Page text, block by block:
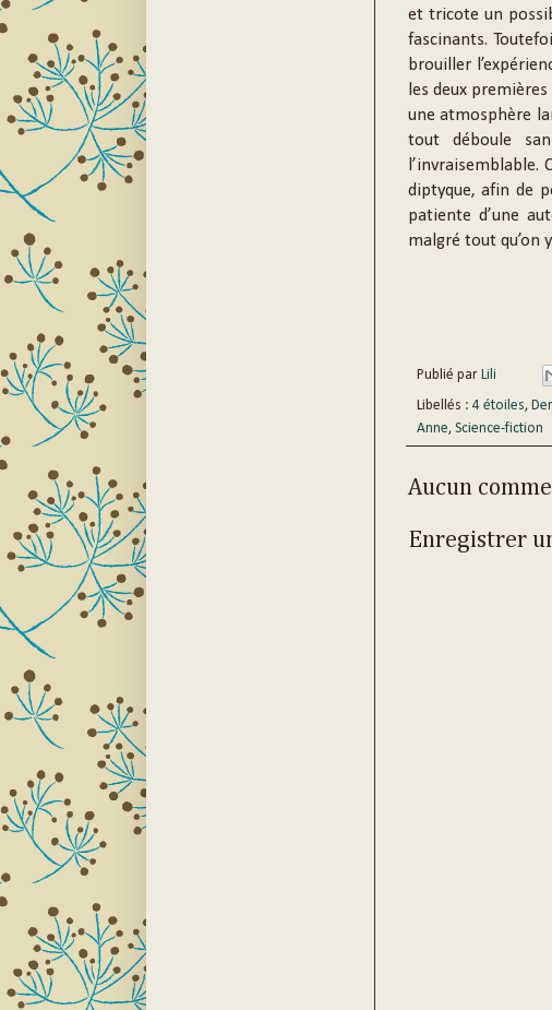
et tricote un
fascinants.
brouiller
les deux
une atmosphère
tout déboule
diptyque, afin de
patiente d’une
malgré tout qu’on
Publié par Lili
Libellés : 4 étoiles,
Anne, Science-fiction
Aucun
Enregistrer